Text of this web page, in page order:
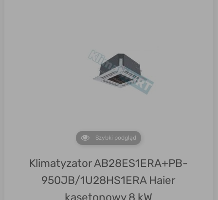
Szybki podgląd
Klimatyzator AB28ES1ERA+PB-
950JB/1U28HS1ERA Haier
kasetonowy 8 kW